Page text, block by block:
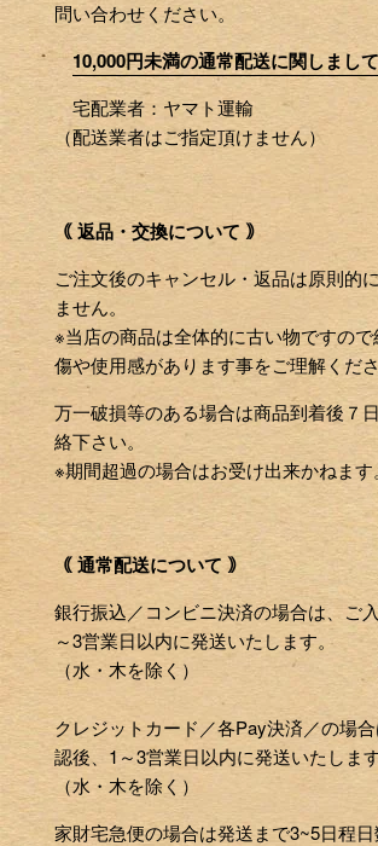
問い合わせください。
10,000円未満の通常配送に関しまし
宅配業者：ヤマト運輸
（配送業者はご指定頂けません）
｟ 返品・交換について ｠
ご注文後のキャンセル・返品は原則的
ません。
※当店の商品は全体的に古い物ですの
傷や使用感があります事をご理解くだ
万一破損等のある場合は商品到着後７
絡下さい。
※期間超過の場合はお受け出来かねます
｟ 通常配送について ｠
銀行振込／コンビニ決済の場合は、ご
～3営業日以内に発送いたします。
（水・木を除く）
クレジットカード／各Pay決済／の場
認後、1～3営業日以内に発送いたします
（水・木を除く）
家財宅急便の場合は発送まで3~5日程